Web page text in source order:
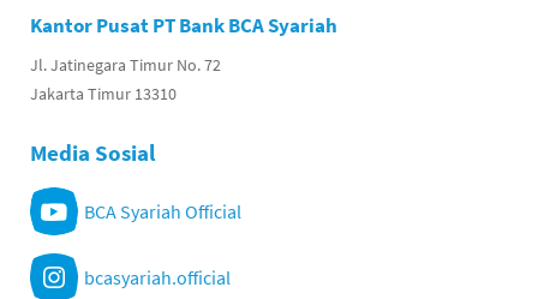
Kantor Pusat PT Bank BCA Syariah
Jl. Jatinegara Timur No. 72
Jakarta Timur 13310
Media Sosial
BCA Syariah Official
bcasyariah.official